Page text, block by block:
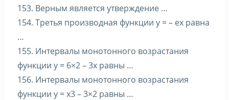
153. Верным является утверждение …
154. Третья производная функции y = – ex равна
…
155. Интервалы монотонного возрастания
функции y = 6×2 – 3x равны …
156. Интервалы монотонного возрастания
функции y = x3 – 3×2 равны …